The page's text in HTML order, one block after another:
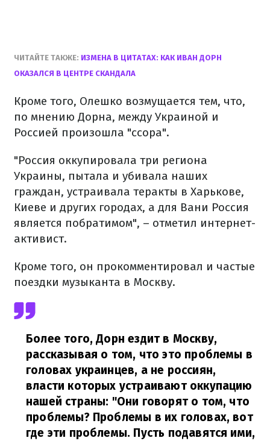
ЧИТАЙТЕ ТАКЖЕ: ИЗМЕНА В ЦИТАТАХ: КАК ИВАН ДОРН
ОКАЗАЛСЯ В ЦЕНТРЕ СКАНДАЛА
Кроме того, Олешко возмущается тем, что,
по мнению Дорна, между Украиной и
Россией произошла "ссора".
"Россия оккупировала три региона
Украины, пытала и убивала наших
граждан, устраивала теракты в Харькове,
Киеве и других городах, а для Вани Россия
является побратимом", – отметил интернет-
активист.
Кроме того, он прокомментировал и частые
поездки музыканта в Москву.
Более того, Дорн ездит в Москву,
рассказывая о том, что это проблемы в
головах украинцев, а не россиян,
власти которых устраивают оккупацию
нашей страны: "Они говорят о том, что
проблемы? Проблемы в их головах, вот
где эти проблемы. Пусть подавятся ими,